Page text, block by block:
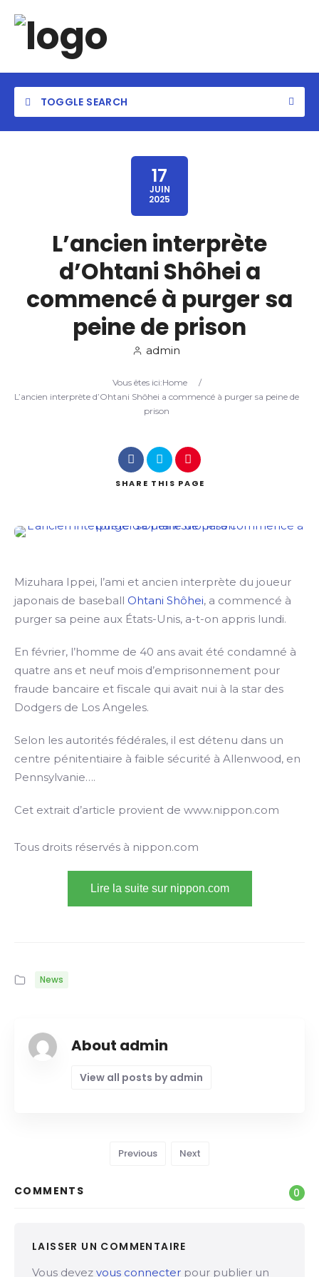
TOGGLE SEARCH
17
JUIN
2025
L’ancien interprète
d’Ohtani Shôhei a
commencé à purger sa
peine de prison
admin
Vous êtes ici:Home
/
L’ancien interprète d’Ohtani Shôhei a commencé à purger sa peine de
prison
SHARE THIS PAGE
Mizuhara Ippei, l’ami et ancien interprète du joueur
japonais de baseball Ohtani Shôhei, a commencé à
purger sa peine aux États-Unis, a-t-on appris lundi.
En février, l’homme de 40 ans avait été condamné à
quatre ans et neuf mois d’emprisonnement pour
fraude bancaire et fiscale qui avait nui à la star des
Dodgers de Los Angeles.
Selon les autorités fédérales, il est détenu dans un
centre pénitentiaire à faible sécurité à Allenwood, en
Pennsylvanie….
Cet extrait d’article provient de www.nippon.com
Tous droits réservés à nippon.com
Lire la suite sur nippon.com
News
About admin
View all posts by admin
Previous Next
COMMENTS 0
LAISSER UN COMMENTAIRE
Vous devez vous connecter pour publier un